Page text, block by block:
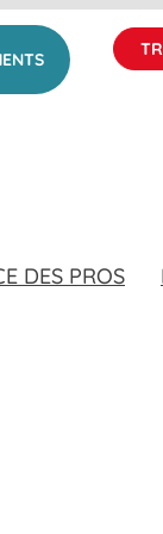
DES PROS